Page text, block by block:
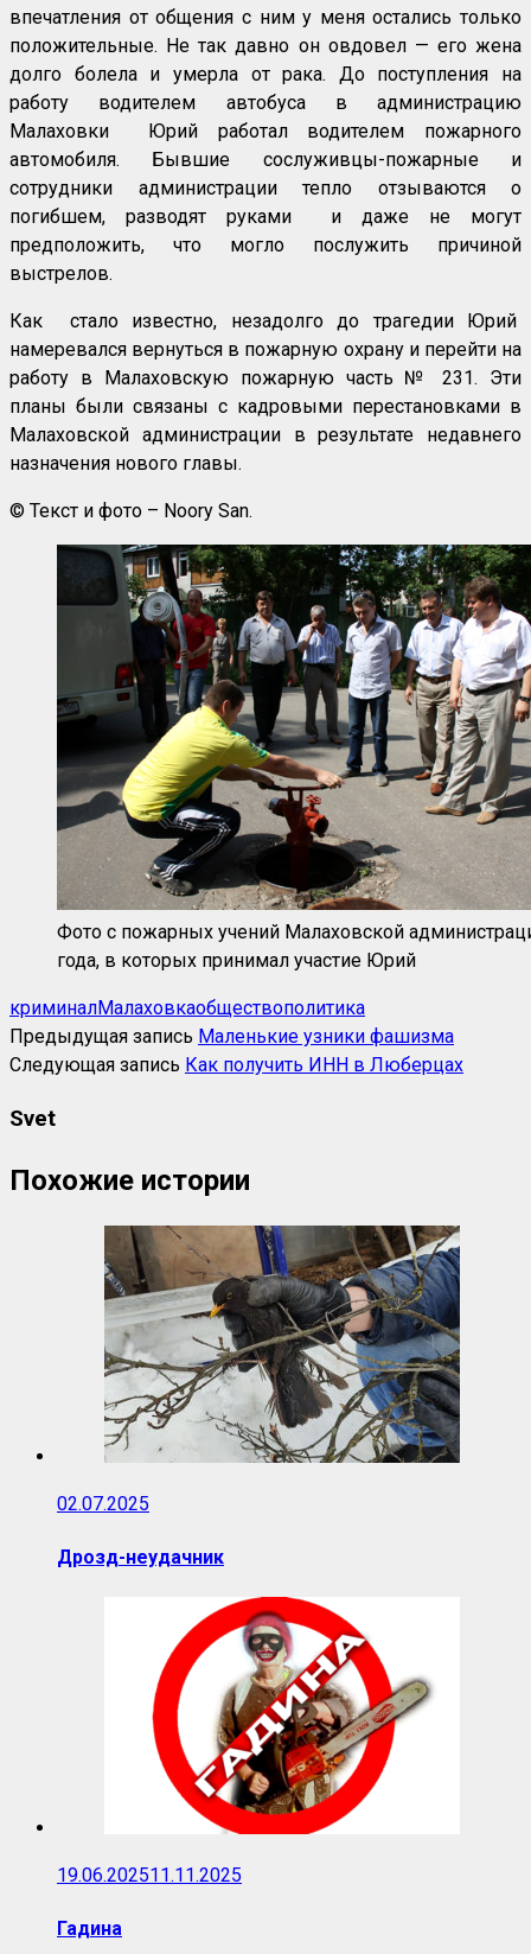
впечатления от общения с ним у меня остались только
положительные. Не так давно он овдовел — его жена
долго болела и умерла от рака. До поступления на
работу водителем автобуса в администрацию
Малаховки Юрий работал водителем пожарного
автомобиля. Бывшие сослуживцы-пожарные и
сотрудники администрации тепло отзываются о
погибшем, разводят руками и даже не могут
предположить, что могло послужить причиной
выстрелов.
Как стало известно, незадолго до трагедии Юрий
намеревался вернуться в пожарную охрану и перейти на
работу в Малаховскую пожарную часть № 231. Эти
планы были связаны с кадровыми перестановками в
Малаховской администрации в результате недавнего
назначения нового главы.
© Текст и фото – Noory San.
Фото с пожарных учений Малаховской
года, в которых принимал участие Юрий
криминалМалаховкаобществополитика
Предыдущая запись Маленькие узники фашизма
Следующая запись Как получить ИНН в Люберцах
Svet
Похожие истории
02.07.2025
Дрозд-неудачник
19.06.202511.11.2025
Гадина